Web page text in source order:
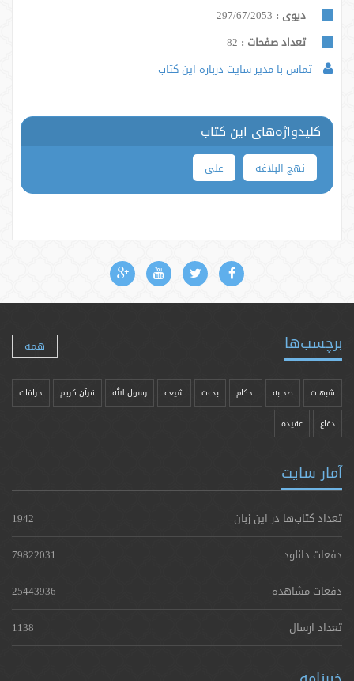
دیوی : 297/67/2053
تعداد صفحات :
تماس با مدیر سایت درباره این کتاب
کلیدواژه‌های این کتاب
نهج البلاغه علی
برچسب‌ها همه
شبهات صحابه احکام بدعت شیعه رسول الله قرآن کریم خرافات
دفاع عقیده
آمار سایت
تعداد کتاب‌ها در این زبان
1942
دفعات دانلود
79822031
دفعات مشاهده
25443936
تعداد ارسال
1138